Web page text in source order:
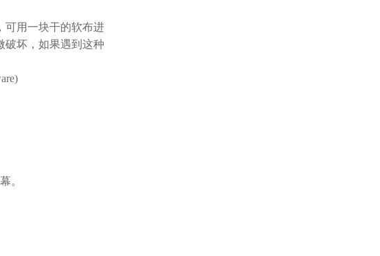
用一块干的软布进
破坏，如果遇到这种
。